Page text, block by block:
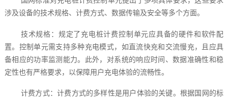
涉及设备的技术规格、计费方式、数据传输及安全等多个方面。
技术规格：规定了充电桩计费控制单元应具备的硬件和软件配
置。控制单元需支持多种充电模式，如直流快充和交流慢充，且应具
备相应的功率监测能力。此外，对系统的响应时间、数据准确性和稳
定性也有严格要求，以保障用户充电体验的流畅性。
计费方式：计费方式的多样性是用户体验的关键。根据国网的标